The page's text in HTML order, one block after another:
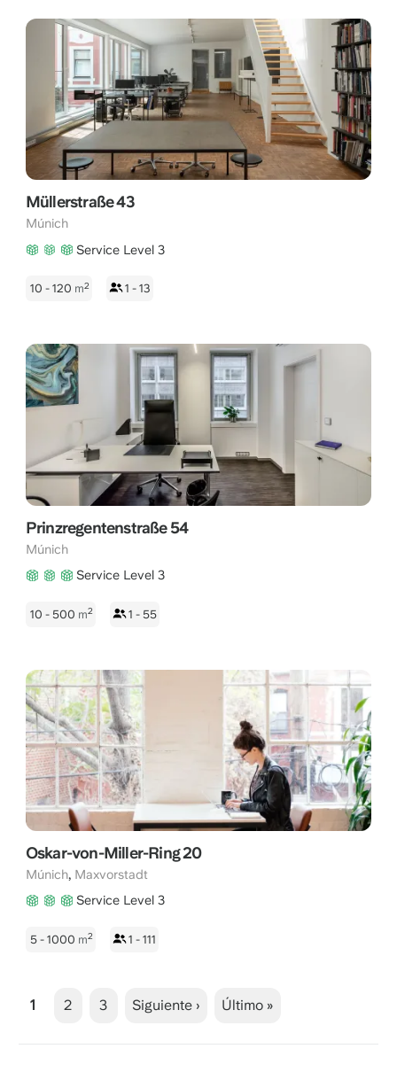
Müllerstraße 43
Múnich
Service Level 3
10 - 120 m2 1 - 13
Prinzregentenstraße 54
Múnich
Service Level 3
10 - 500 m2 1 - 55
Oskar-von-Miller-Ring 20
Múnich, Maxvorstadt
Service Level 3
5 - 1000 m2 1 - 111
1 2 3 Siguiente › Último »